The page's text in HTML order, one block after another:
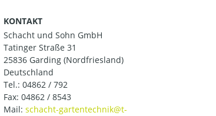
KONTAKT
Schacht und Sohn GmbH
Tatinger Straße 31
25836 Garding (Nordfriesland)
Deutschland
Tel.: 04862 / 792
Fax: 04862 / 8543
Mail: